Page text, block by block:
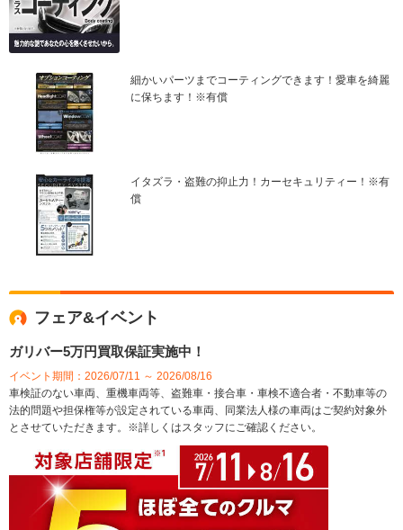
細かいパーツまでコーティングできます！愛車を綺麗
に保ちます！※有償
イタズラ・盗難の抑止力！カーセキュリティー！※有
償
フェア&イベント
ガリバー5万円買取保証実施中！
イベント期間：2026/07/11 ～ 2026/08/16
車検証のない車両、重機車両等、盗難車・接合車・車検不適合者・不動車等の
法的問題や担保権等が設定されている車両、同業法人様の車両はご契約対象外
とさせていただきます。※詳しくはスタッフにご確認ください。